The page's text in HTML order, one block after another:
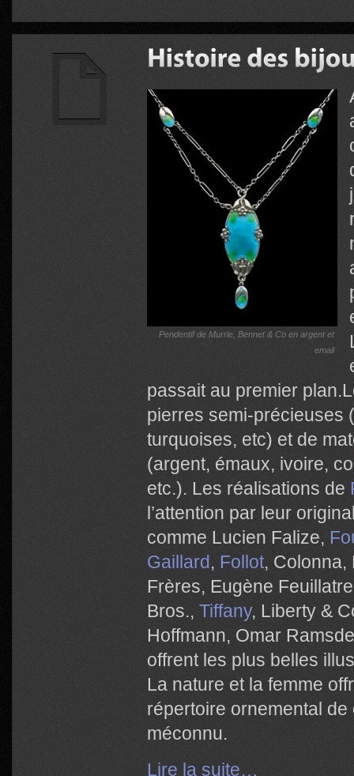
Pendentif de Murrle, Bennet & Co en argent et
email
passait au premier
pierres semi-précieuses
turquoises, etc) et de
(argent, émaux, ivoire,
etc.). Les réalisations de
l’attention par leur
comme Lucien Falize,
Gaillard, Follot, Colonna,
Frères, Eugène
Bros., Tiffany, Liberty &
Hoffmann, Omar
offrent les plus belles
La nature et la femme
répertoire ornemental
méconnu.
Lire la suite…